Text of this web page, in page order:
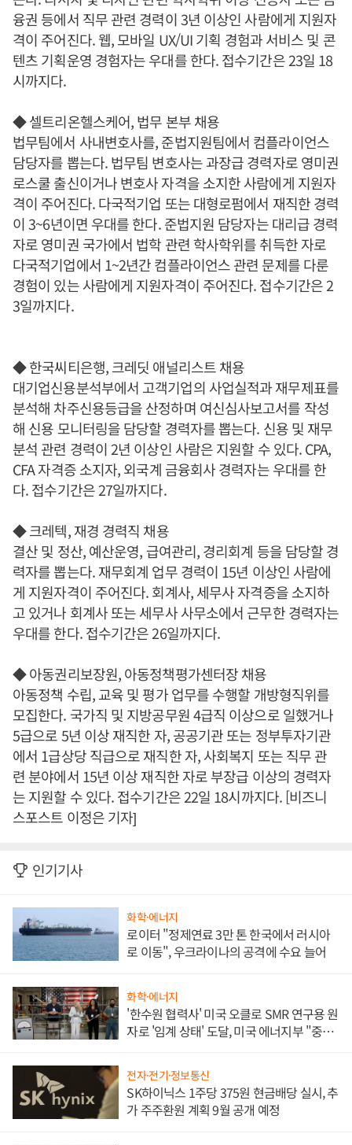
융권 등에서 직무 관련 경력이 3년 이상인 사람에게 지원자
격이 주어진다. 웹, 모바일 UX/UI 기획 경험과 서비스 및 콘
텐츠 기획운영 경험자는 우대를 한다. 접수기간은 23일 18
시까지다.
◆ 셀트리온헬스케어, 법무 본부 채용
법무팀에서 사내변호사를, 준법지원팀에서 컴플라이언스
담당자를 뽑는다. 법무팀 변호사는 과장급 경력자로 영미권
로스쿨 출신이거나 변호사 자격을 소지한 사람에게 지원자
격이 주어진다. 다국적기업 또는 대형로펌에서 재직한 경력
이 3~6년이면 우대를 한다. 준법지원 담당자는 대리급 경력
자로 영미권 국가에서 법학 관련 학사학위를 취득한 자로
다국적기업에서 1~2년간 컴플라이언스 관련 문제를 다룬
경험이 있는 사람에게 지원자격이 주어진다. 접수기간은 2
3일까지다.
◆ 한국씨티은행, 크레딧 애널리스트 채용
대기업신용분석부에서 고객기업의 사업실적과 재무제표를
분석해 차주신용등급을 산정하며 여신심사보고서를 작성
해 신용 모니터링을 담당할 경력자를 뽑는다. 신용 및 재무
분석 관련 경력이 2년 이상인 사람은 지원할 수 있다. CPA,
CFA 자격증 소지자, 외국계 금융회사 경력자는 우대를 한
다. 접수기간은 27일까지다.
◆ 크레텍, 재경 경력직 채용
결산 및 정산, 예산운영, 급여관리, 경리회계 등을 담당할 경
력자를 뽑는다. 재무회계 업무 경력이 15년 이상인 사람에
게 지원자격이 주어진다. 회계사, 세무사 자격증을 소지하
고 있거나 회계사 또는 세무사 사무소에서 근무한 경력자는
우대를 한다. 접수기간은 26일까지다.
◆ 아동권리보장원, 아동정책평가센터장 채용
아동정책 수립, 교육 및 평가 업무를 수행할 개방형직위를
모집한다. 국가직 및 지방공무원 4급직 이상으로 일했거나
5급으로 5년 이상 재직한 자, 공공기관 또는 정부투자기관
에서 1급상당 직급으로 재직한 자, 사회복지 또는 직무 관
련 분야에서 15년 이상 재직한 자로 부장급 이상의 경력자
는 지원할 수 있다. 접수기간은 22일 18시까지다. [비즈니
스포스트 이정은 기자]
인기기사
화학·에너지
로이터 "정제연료 3만 톤 한국에서 러시아
로 이동", 우크라이나의 공격에 수요 늘어
화학·에너지
'한수원 협력사' 미국 오클로 SMR 연구용 원
자로 '임계 상태' 도달, 미국 에너지부 "중요
전자·전기·정보통신
SK하이닉스 1주당 375원 현금배당 실시, 추
가 주주환원 계획 9월 공개 예정